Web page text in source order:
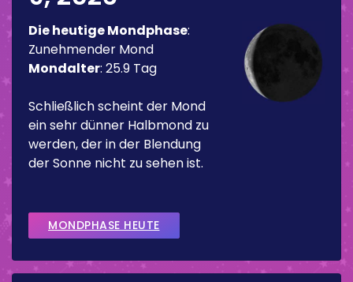
Die heutige Mondphase:
Zunehmender Mond
Mondalter: 25.9 Tag
Schließlich scheint der Mond
ein sehr dünner Halbmond zu
werden, der in der Blendung
der Sonne nicht zu sehen ist.
MONDPHASE HEUTE